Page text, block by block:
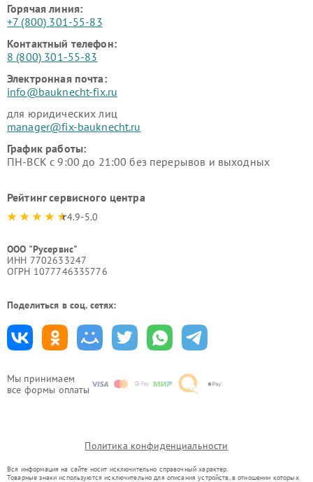
Мы принимаем
все формы оплаты
Горячая линия:
+7 (800) 301-55-83
Контактный телефон:
8 (800) 301-55-83
Электронная почта:
info@bauknecht-fix.ru
для юридических лиц
manager@fix-bauknecht.ru
График работы:
ПН-ВСК с 9:00 до 21:00 без перерывов и выходных
Рейтинг сервисного центра
4.9-5.0
ООО "Русервис"
ИНН 7702633247
ОГРН 1077746335776
Поделиться в соц. сетях:
Политика конфиденциальности
Вся информация на сайте носит исключительно справочный характер.
Товарные знаки используются исключительно для описания устройств, в отношении которых